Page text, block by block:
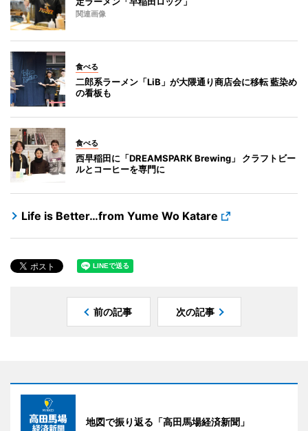
関連画像
食べる
二郎系ラーメン「LiB」が大隈通り商店会に移転 藍染め
の看板も
食べる
西早稲田に「DREAMSPARK Brewing」 クラフトビー
ルとコーヒーを専門に
Life is Better…from Yume Wo Katare
前の記事 次の記事
地図で振り返る「高田馬場経済新聞」